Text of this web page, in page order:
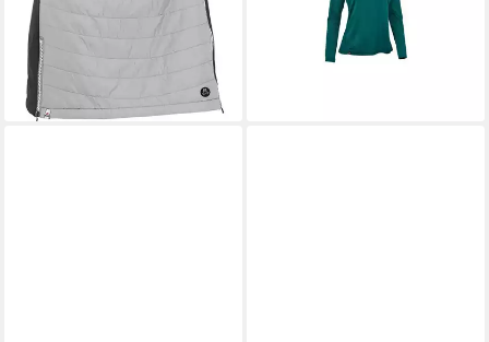
79,16 €
-12%
lieferbar - in 3-4 Werktagen bei dir
lieferbar - in 2-3 Werktagen bei dir